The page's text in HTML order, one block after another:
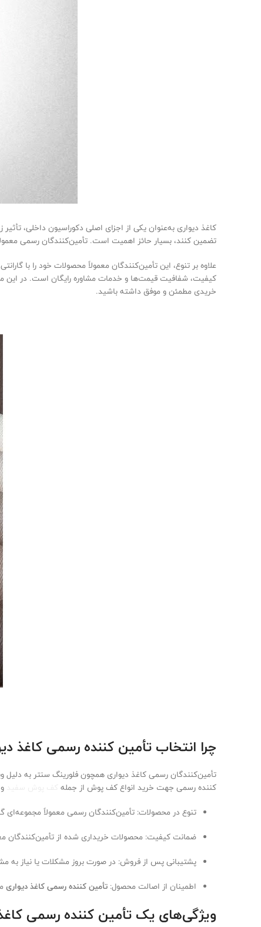
کاغذ دیواری به‌عنوان یکی از اجزای اصلی دکوراسیون داخلی،
تضمین کنند، بسیار حائز اهمیت است. تأمین‌کنندگان رسمی
علاوه بر تنوع، این تأمین‌کنندگان معمولاً محصولات خود را با
کیفیت، شفافیت قیمت‌ها و خدمات مشاوره رایگان است. در این
خریدی مطمئن و موفق داشته باشید.
چرا انتخاب تأمین ‌کننده رسمی کاغذ
تأمین‌کنندگان رسمی کاغذ دیواری همچون فلورینگ سنتر به
‌کننده رسمی جهت خرید انواع کف پوش از جمله
تنوع در محصولات: تأمین‌کنندگان رسمی معمولاً مجموعه‌ای
ضمانت کیفیت: محصولات خریداری شده از تأمین‌کنندگان
پشتیبانی پس از فروش: در صورت بروز مشکلات یا نیاز به
اطمینان از اصالت محصول: تأمین‌ کننده رسمی کاغذ دیواری
ویژگی‌های یک تأمین ‌کننده رسمی